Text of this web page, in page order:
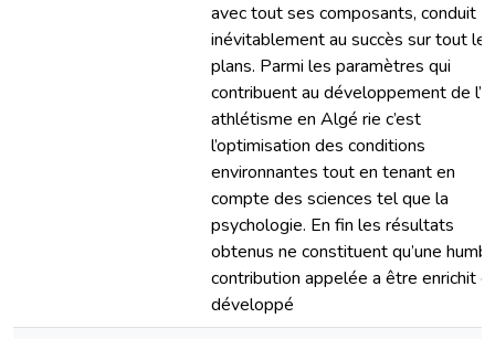
avec tout ses composants, conduit
inévitablement au succès sur tout les
plans. Parmi les paramètres qui
contribuent au développement de l’
athlétisme en Algé rie c’est
l’optimisation des conditions
environnantes tout en tenant en
compte des sciences tel que la
psychologie. En fin les résultats
obtenus ne constituent qu’une
contribution appelée a être enrichit
développé